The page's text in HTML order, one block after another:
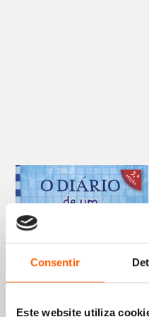
Consentir
Este website utiliza